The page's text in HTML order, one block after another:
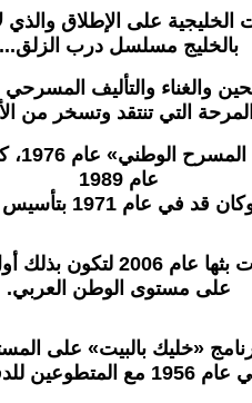
على الإطلاق والذي
بالخليج مسلسل درب الزلق...
والغناء والتأليف المسرحي
التي تنتقد وتسخر من
عام 1989
بتأسيس شركة مطابع الاهرام
متخصصة بالكوميديا
على مستوى الوطن العربي.
«خليك بالبيت» على
للدفاع عن مصر .